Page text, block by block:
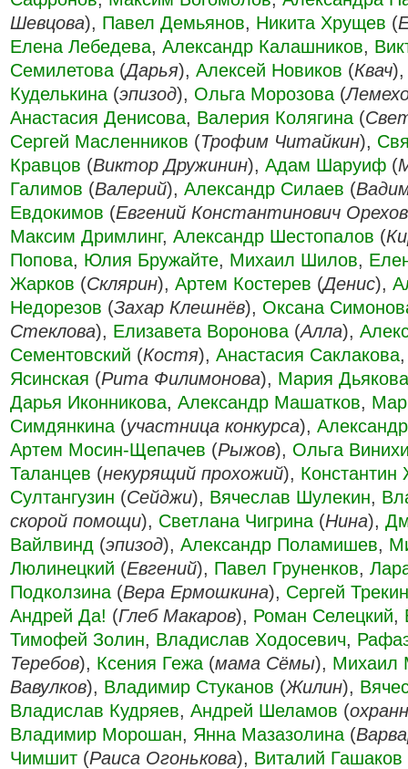
Шевцова), Павел Демьянов, Никита Хрущев (
Елена Лебедева, Александр Калашников,
Семилетова (Дарья), Алексей Новиков (Квач
Куделькина (эпизод), Ольга Морозова (
Анастасия Денисова, Валерия Колягина (
Сергей Масленников (Трофим Читайкин),
Кравцов (Виктор Дружинин), Адам Шаруиф (
Галимов (Валерий), Александр Силаев (
Евдокимов (Евгений Константинович Орехов
Максим Дримлинг, Александр Шестопалов (
Попова, Юлия Бружайте, Михаил Шилов,
Жарков (Склярин), Артем Костерев (Денис),
Недорезов (Захар Клешнёв), Оксана
Стеклова), Елизавета Воронова (Алла),
Сементовский (Костя), Анастасия Саклакова
Ясинская (Рита Филимонова), Мария Дьякова
Дарья Иконникова, Александр Машатков,
Симдянкина (участница конкурса),
Артем Мосин-Щепачев (Рыжов), Ольга
Таланцев (некурящий прохожий), Константин
Султангузин (Сейджи), Вячеслав Шулекин,
скорой помощи), Светлана Чигрина (Нина),
Вайлвинд (эпизод), Александр Поламишев,
Люлинецкий (Евгений), Павел Груненков,
Подколзина (Вера Ермошкина), Сергей Трекин
Андрей Да! (Глеб Макаров), Роман Селецкий,
Тимофей Золин, Владислав Ходосевич,
Теребов), Ксения Гежа (мама Сёмы), Михаил
Вавулков), Владимир Стуканов (Жилин),
Владислав Кудряев, Андрей Шеламов (
Владимир Морошан, Янна Мазазолина (
Чимшит (Раиса Огонькова), Виталий Гашаков